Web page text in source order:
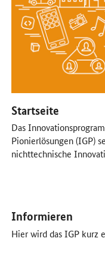
Startseite
Das
Pionierlösungen (IGP)
nichttechnische
Informieren
Hier wird das IGP kurz
Öffnet Einzelsicht